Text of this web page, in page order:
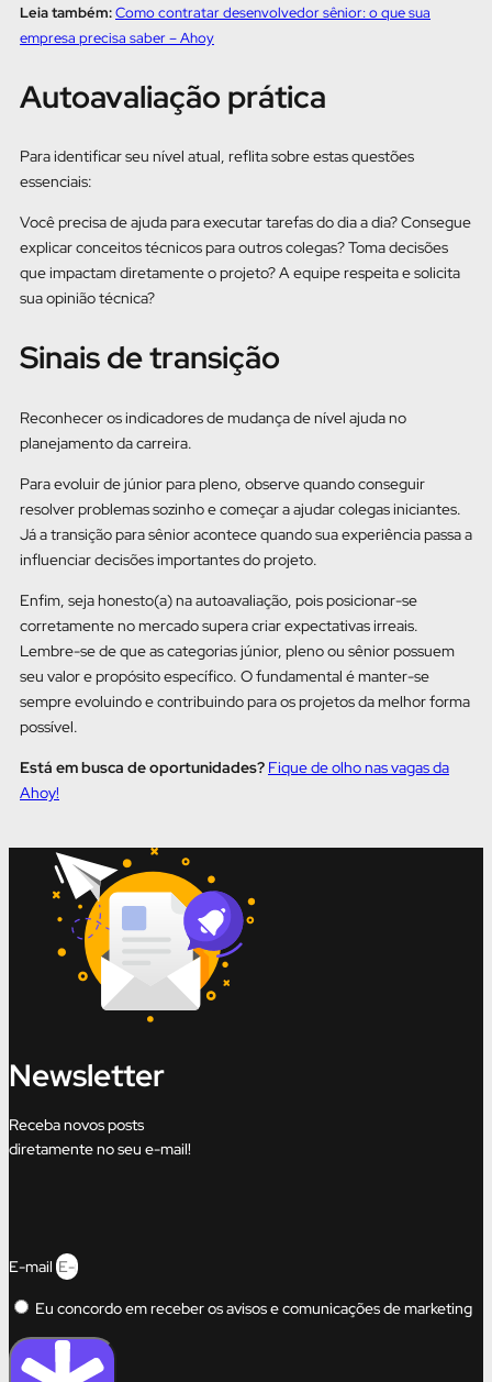
Leia também:Como contratar desenvolvedor sênior: o que sua
empresa precisa saber – Ahoy
Autoavaliação prática
Para identificar seu nível atual, reflita sobre estas questões
essenciais:
Você precisa de ajuda para executar tarefas do dia a dia? Consegue
explicar conceitos técnicos para outros colegas? Toma decisões
que impactam diretamente o projeto? A equipe respeita e solicita
sua opinião técnica?
Sinais de transição
Reconhecer os indicadores de mudança de nível ajuda no
planejamento da carreira.
Para evoluir de júnior para pleno, observe quando conseguir
resolver problemas sozinho e começar a ajudar colegas iniciantes.
Já a transição para sênior acontece quando sua experiência passa a
influenciar decisões importantes do projeto.
Enfim, seja honesto(a) na autoavaliação, pois posicionar-se
corretamente no mercado supera criar expectativas irreais.
Lembre-se de que as categorias júnior, pleno ou sênior possuem
seu valor e propósito específico. O fundamental é manter-se
sempre evoluindo e contribuindo para os projetos da melhor forma
possível.
Está em busca de oportunidades? Fique de olho nas vagas da
Ahoy!
Newsletter
Receba novos posts
diretamente no seu e-mail!
E-mail
Eu concordo em receber os avisos e comunicações de marketing